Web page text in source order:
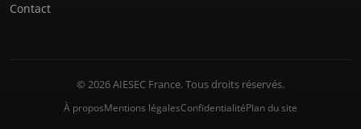
Contact
© 2026 AIESEC France. Tous droits réservés.
À proposMentions légalesConfidentialitéPlan du site